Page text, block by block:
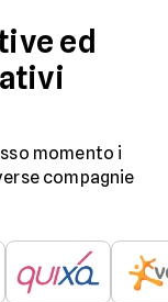
ed
momento i
compagnie